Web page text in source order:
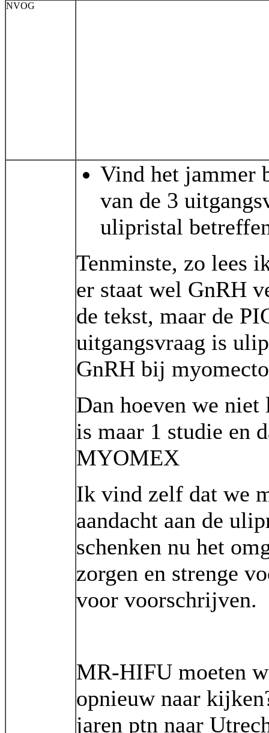
NVOG
Vind het
van de 3
ulipristal
Tenminste, zo lees
er staat wel GnRH
de tekst, maar de
uitgangsvraag is
GnRH bij
Dan hoeven we niet
is maar 1 studie en
MYOMEX
Ik vind zelf dat we
aandacht aan de
schenken nu het
zorgen en strenge
voor voorschrijven.
MR-HIFU moeten
opnieuw naar
jaren ptn naar